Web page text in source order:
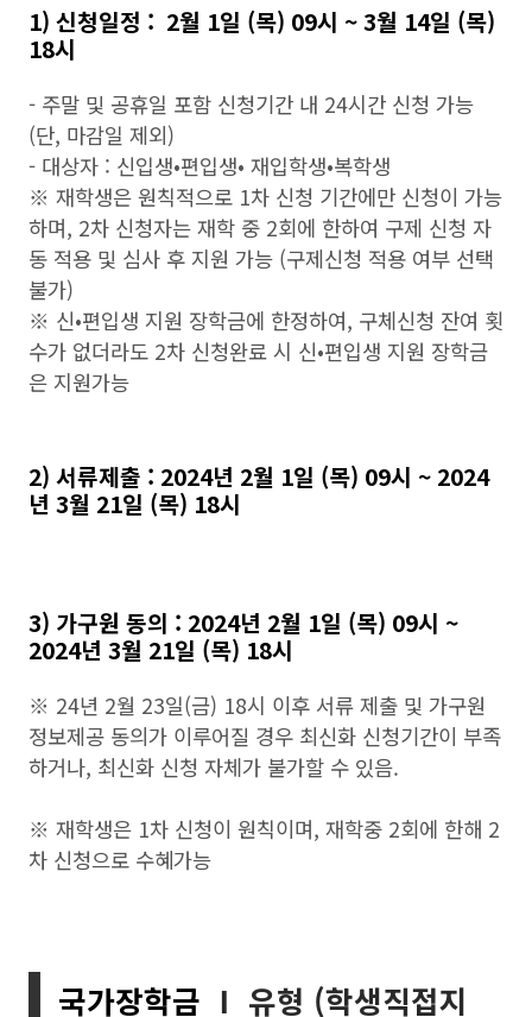
1) 신청일정 : 2월 1일 (목) 09시 ~ 3월 14일 (목)
18시
- 주말 및 공휴일 포함 신청기간 내 24시간 신청 가능
(단, 마감일 제외)
- 대상자 : 신입생•편입생• 재입학생•복학생
※ 재학생은 원칙적으로 1차 신청 기간에만 신청이 가능
하며, 2차 신청자는 재학 중 2회에 한하여 구제 신청 자
동 적용 및 심사 후 지원 가능 (구제신청 적용 여부 선택
불가)
※ 신•편입생 지원 장학금에 한정하여, 구체신청 잔여 횟
수가 없더라도 2차 신청완료 시 신•편입생 지원 장학금
은 지원가능
2) 서류제출 : 2024년 2월 1일 (목) 09시 ~ 2024
년 3월 21일 (목) 18시
3) 가구원 동의 : 2024년 2월 1일 (목) 09시 ~
2024년 3월 21일 (목) 18시
※ 24년 2월 23일(금) 18시 이후 서류 제출 및 가구원
정보제공 동의가 이루어질 경우 최신화 신청기간이 부족
하거나, 최신화 신청 자체가 불가할 수 있음.
※ 재학생은 1차 신청이 원칙이며, 재학중 2회에 한해 2
차 신청으로 수혜가능
국가장학금 Ⅰ 유형 (학생직접지